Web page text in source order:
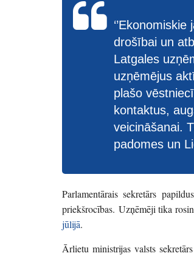
drošībai un
Latgales
uzņēmējus
plašo
kontaktus,
veicināšanai.
padomes un
Parlamentārais sekretārs
priekšrocības. Uzņēmēji tika
jūlijā.
Ārlietu ministrijas valsts